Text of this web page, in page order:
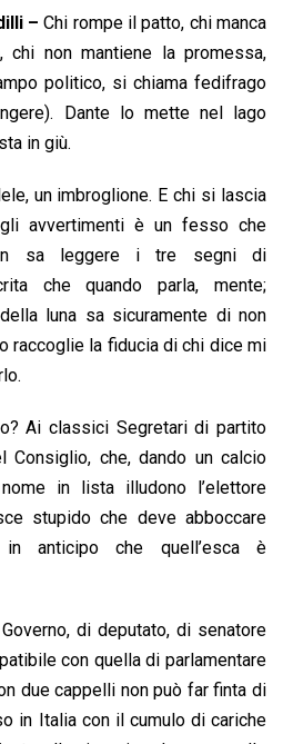
a
i
l
p
y
L
i
n
i
n
t
– Chi rompe il patto, chi manca
chi non mantiene la promessa,
politico, si chiama fedifrago
Dante lo mette nel lago
in giù.
un imbroglione. E chi si lascia
gli avvertimenti è un fesso che
sa leggere i tre segni di
che quando parla, mente;
luna sa sicuramente di non
raccoglie la fiducia di chi dice mi
Ai classici Segretari di partito
Consiglio, che, dando un calcio
in lista illudono l’elettore
stupido che deve abboccare
in anticipo che quell’esca è
di deputato, di senatore
con quella di parlamentare
due cappelli non può far finta di
in Italia con il cumulo di cariche